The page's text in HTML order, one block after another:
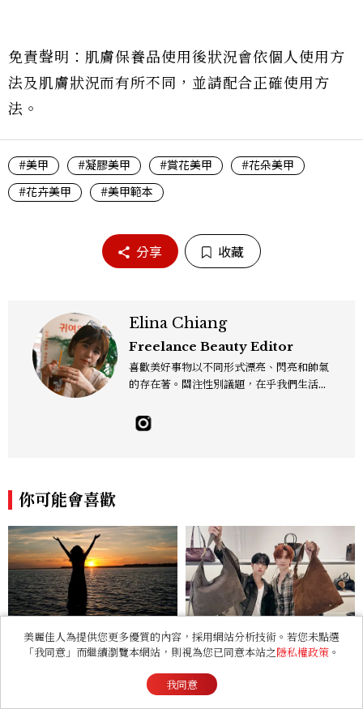
免責聲明：肌膚保養品使用後狀況會依個人使用方
法及肌膚狀況而有所不同，並請配合正確使用方
法。
#美甲 #凝膠美甲 #賞花美甲
#花朵美甲
#花卉美甲
#美甲範本
分享 收藏
Elina Chiang
Freelance Beauty Editor
喜歡美好事物以不同形式漂亮、閃亮和帥氣
的存在著。關注性別議題，在乎我們生活的
民！Instagram：hanyunc／Contac
t：elina.chiang.work@gmail.com
你可能會喜歡
2026立秋8/7到！晚立秋熱
死牛，咬秋吃西瓜習俗、5大
影片／FLARE U崔立于、姜
玗進小CK同款無痛入手！身
上這款CHARLES & KEIT
H大包好燒
美麗佳人為提供您更多優質的內容，採用網站分析技術。若您未點選
「我同意」而繼續瀏覽本網站，則視為您已同意本站之隱私權政策 。
我同意